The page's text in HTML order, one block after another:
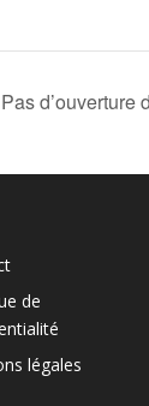
Pas d’ouverture
de
légales